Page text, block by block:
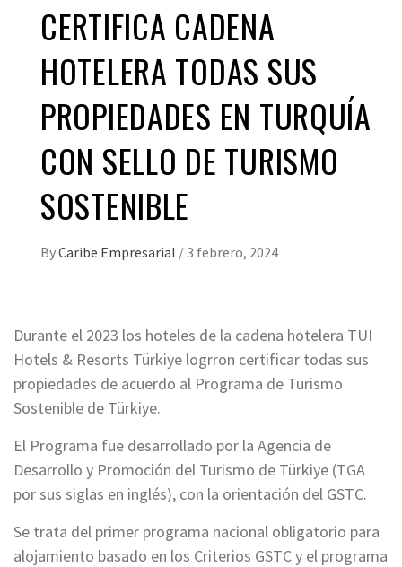
CERTIFICA CADENA
HOTELERA TODAS SUS
PROPIEDADES EN TURQUÍA
CON SELLO DE TURISMO
SOSTENIBLE
ByCaribe Empresarial / 3 febrero, 2024
Durante el 2023 los hoteles de la cadena hotelera TUI
Hotels & Resorts Türkiye logrron certificar todas sus
propiedades de acuerdo al Programa de Turismo
Sostenible de Türkiye.
El Programa fue desarrollado por la Agencia de
Desarrollo y Promoción del Turismo de Türkiye (TGA
por sus siglas en inglés), con la orientación del GSTC.
Se trata del primer programa nacional obligatorio para
alojamiento basado en los Criterios GSTC y el programa